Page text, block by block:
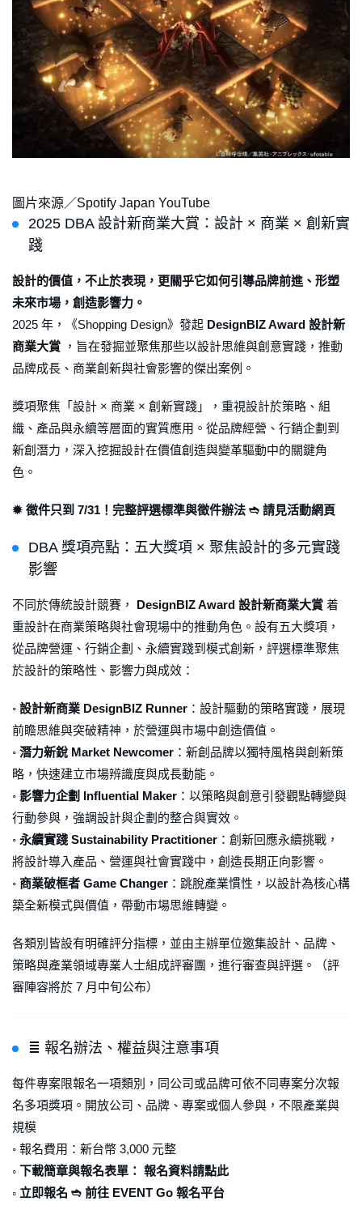
圖片來源／Spotify Japan YouTube
2025 DBA 設計新商業大賞：設計 × 商業 × 創新實
踐
設計的價值，不止於表現，更關乎它如何引導品牌前進、形塑
未來市場，創造影響力。
2025 年，《Shopping Design》發起 DesignBIZ Award 設計新
商業大賞 ，旨在發掘並聚焦那些以設計思維與創意實踐，推動
品牌成長、商業創新與社會影響的傑出案例。
獎項聚焦「設計 × 商業 × 創新實踐」，重視設計於策略、組
織、產品與永續等層面的實質應用。從品牌經營、行銷企劃到
新創潛力，深入挖掘設計在價值創造與變革驅動中的關鍵角
色。
✹ 徵件只到 7/31！完整評選標準與徵件辦法 ➬ 請見活動網頁
DBA 獎項亮點：五大獎項 × 聚焦設計的多元實踐
影響
不同於傳統設計競賽， DesignBIZ Award 設計新商業大賞 着
重設計在商業策略與社會現場中的推動角色。設有五大獎項，
從品牌營運、行銷企劃、永續實踐到模式創新，評選標準聚焦
於設計的策略性、影響力與成效：
◦ 設計新商業 DesignBIZ Runner ：設計驅動的策略實踐，展現
前瞻思維與突破精神，於營運與市場中創造價值。
◦ 潛力新銳 Market Newcomer ：新創品牌以獨特風格與創新策
略，快速建立市場辨識度與成長動能。
◦ 影響力企劃 Influential Maker ：以策略與創意引發觀點轉變與
行動參與，強調設計與企劃的整合與實效。
◦ 永續實踐 Sustainability Practitioner ：創新回應永續挑戰，
將設計導入產品、營運與社會實踐中，創造長期正向影響。
◦ 商業破框者 Game Changer ：跳脫產業慣性，以設計為核心構
築全新模式與價值，帶動市場思維轉變。
各類別皆設有明確評分指標，並由主辦單位邀集設計、品牌、
策略與產業領域專業人士組成評審團，進行審查與評選。（評
審陣容將於 7 月中旬公布）
≣ 報名辦法、權益與注意事項
每件專案限報名一項類別，同公司或品牌可依不同專案分次報
名多項獎項。開放公司、品牌、專案或個人參與，不限產業與
規模
◦ 報名費用：新台幣 3,000 元整
◦ 下載簡章與報名表單： 報名資料請點此
◦ 立即報名 ➬ 前往 EVENT Go 報名平台